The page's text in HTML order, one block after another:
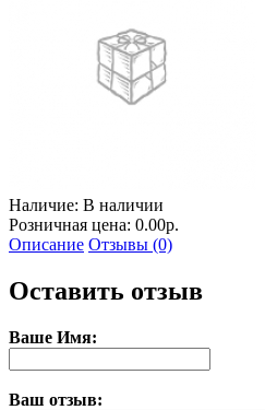
Наличие: В наличии
Розничная цена: 0.00р.
Описание Отзывы (0)
Оставить отзыв
Ваше Имя:
Ваш отзыв: